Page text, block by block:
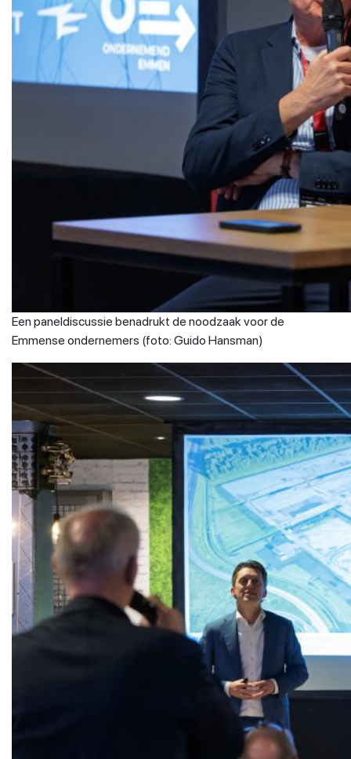
Een paneldiscussie benadrukt de noodzaak voor de
Emmense ondernemers (foto: Guido Hansman)